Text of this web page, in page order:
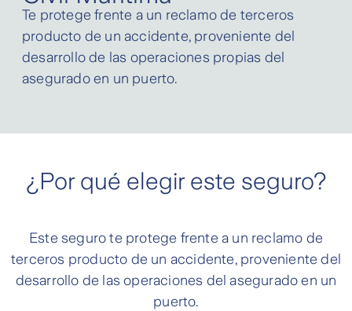
Te protege frente a un reclamo de terceros
producto de un accidente, proveniente del
desarrollo de las operaciones propias del
asegurado en un puerto.
¿Por qué elegir este seguro?
Este seguro te protege frente a un reclamo de
terceros producto de un accidente, proveniente del
desarrollo de las operaciones del asegurado en un
puerto.